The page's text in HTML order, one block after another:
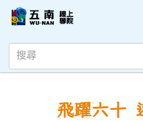
飛躍六十